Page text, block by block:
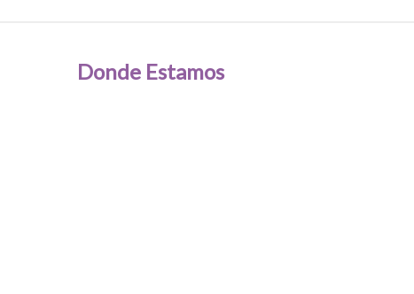
Donde Estamos